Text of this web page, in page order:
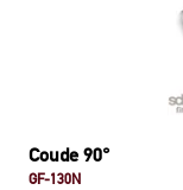
Coude 90°
GF-130N